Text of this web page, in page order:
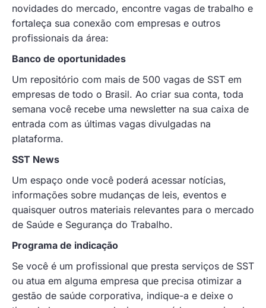
novidades do mercado, encontre vagas de trabalho e
fortaleça sua conexão com empresas e outros
profissionais da área:
Banco de oportunidades
Um repositório com mais de 500 vagas de SST em
empresas de todo o Brasil. Ao criar sua conta, toda
semana você recebe uma newsletter na sua caixa de
entrada com as últimas vagas divulgadas na
plataforma.
SST News
Um espaço onde você poderá acessar notícias,
informações sobre mudanças de leis, eventos e
quaisquer outros materiais relevantes para o mercado
de Saúde e Segurança do Trabalho.
Programa de indicação
Se você é um profissional que presta serviços de SST
ou atua em alguma empresa que precisa otimizar a
gestão de saúde corporativa, indique-a e deixe o